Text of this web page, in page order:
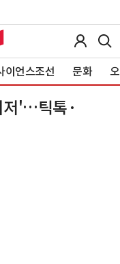
이언스조선 문화
저'…틱톡·